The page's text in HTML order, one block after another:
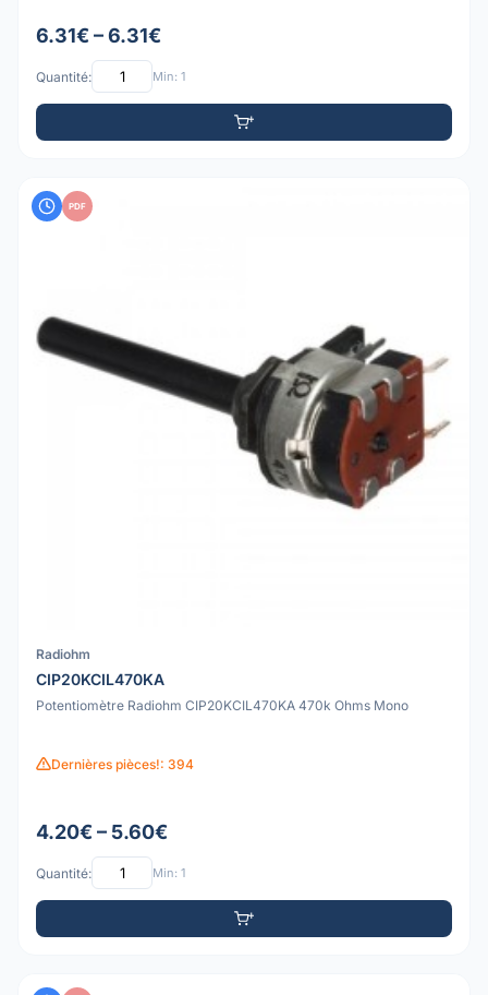
6.31€ – 6.31€
Quantité: Min: 1
PDF
Radiohm
CIP20KCIL470KA
Potentiomètre Radiohm CIP20KCIL470KA 470k Ohms Mono
Dernières pièces!: 394
4.20€ – 5.60€
Quantité: Min: 1